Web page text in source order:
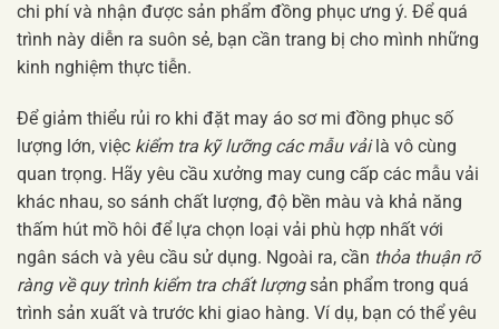
chi phí và nhận được sản phẩm đồng phục ưng ý. Để quá
trình này diễn ra suôn sẻ, bạn cần trang bị cho mình những
kinh nghiệm thực tiễn.
Để giảm thiểu rủi ro khi đặt may áo sơ mi đồng phục số
lượng lớn, việc kiểm tra kỹ lưỡng các mẫu vảilà vô cùng
quan trọng. Hãy yêu cầu xưởng may cung cấp các mẫu vải
khác nhau, so sánh chất lượng, độ bền màu và khả năng
thấm hút mồ hôi để lựa chọn loại vải phù hợp nhất với
ngân sách và yêu cầu sử dụng. Ngoài ra, cần thỏa thuận rõ
ràng về quy trình kiểm tra chất lượngsản phẩm trong quá
trình sản xuất và trước khi giao hàng. Ví dụ, bạn có thể yêu